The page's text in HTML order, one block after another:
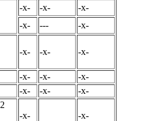
-x- -x-
-x-
-x- --- -x-
-x- -x- -x-
-x- -x-
-x-
-x- -x- -x-
-x-
-x-